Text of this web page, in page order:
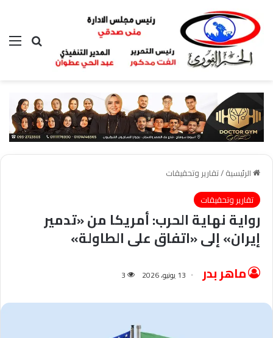
بحث عن
الرئيسية/تقارير وتحقيقات
تقارير وتحقيقات
رواية نهاية الحرب: أمريكا من «تدمير
إيران» إلى «اتفاق على الطاولة»
ماهر بدر 13 يونيو، 2026 3